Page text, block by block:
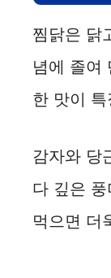
찜닭은 닭
념에 졸여
한 맛이
감자와 당
다 깊은
먹으면 더